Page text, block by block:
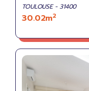
TOULOUSE - 31400
30.02m2